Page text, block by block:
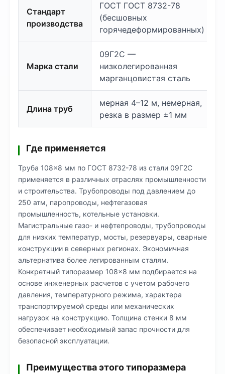
Стандарт
производства
ГОСТ ГОСТ 8732-78
(бесшовных
горячедеформированных)
Марка стали
09Г2С —
низколегированная
марганцовистая сталь
Длина труб
мерная 4–12 м, немерная,
резка в размер ±1 мм
Где применяется
Труба 108×8 мм по ГОСТ 8732-78 из стали 09Г2С
применяется в различных отраслях промышленности
и строительства. Трубопроводы под давлением до
250 атм, паропроводы, нефтегазовая
промышленность, котельные установки.
Магистральные газо- и нефтепроводы, трубопроводы
для низких температур, мосты, резервуары, сварные
конструкции в северных регионах. Экономичная
альтернатива более легированным сталям.
Конкретный типоразмер 108×8 мм подбирается на
основе инженерных расчетов с учетом рабочего
давления, температурного режима, характера
транспортируемой среды или механических
нагрузок на конструкцию. Толщина стенки 8 мм
обеспечивает необходимый запас прочности для
безопасной эксплуатации.
Преимущества этого типоразмера